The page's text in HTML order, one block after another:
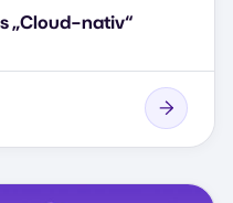
„Cloud-nativ“